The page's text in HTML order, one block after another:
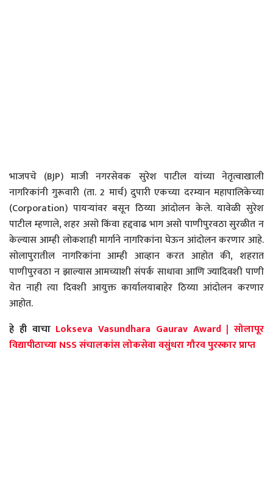
भाजपचे (BJP) माजी नगरसेवक सुरेश पाटील यांच्या नेतृत्वाखाली
नागरिकांनी गुरूवारी (ता. 2 मार्च) दुपारी एकच्या दरम्यान महापालिकेच्या
(Corporation) पायऱ्यांवर बसून ठिय्या आंदोलन केले. यावेळी सुरेश
पाटील म्हणाले, शहर असो किंवा हद्दवाढ भाग असो पाणीपुरवठा सुरळीत न
केल्यास आम्ही लोकशाही मार्गाने नागरिकांना घेऊन आंदोलन करणार आहे.
सोलापुरातील नागरिकांना आम्ही आव्हान करत आहोत की, शहरात
पाणीपुरवठा न झाल्यास आमच्याशी संपर्क साधावा आणि ज्यादिवशी पाणी
येत नाही त्या दिवशी आयुक्त कार्यालयाबाहेर ठिय्या आंदोलन करणार
आहोत.
हे ही वाचा Lokseva Vasundhara Gaurav Award | सोलापूर
विद्यापीठाच्या NSS संचालकांस लोकसेवा वसुंधरा गौरव पुरस्कार प्राप्त